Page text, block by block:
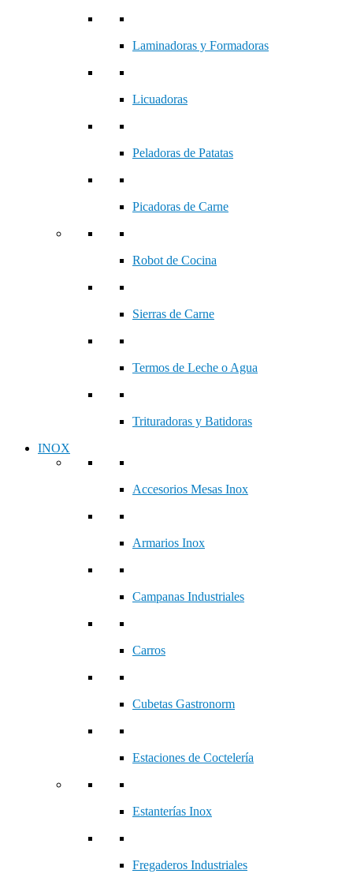
Laminadoras y Formadoras
Licuadoras
Peladoras de Patatas
Picadoras de Carne
Robot de Cocina
Sierras de Carne
Termos de Leche o Agua
Trituradoras y Batidoras
INOX
Accesorios Mesas Inox
Armarios Inox
Campanas Industriales
Carros
Cubetas Gastronorm
Estaciones de Coctelería
Estanterías Inox
Fregaderos Industriales